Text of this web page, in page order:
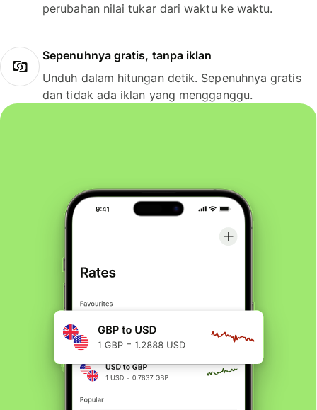
perubahan nilai tukar dari waktu ke waktu.
Sepenuhnya gratis, tanpa iklan
Unduh dalam hitungan detik. Sepenuhnya gratis
dan tidak ada iklan yang mengganggu.